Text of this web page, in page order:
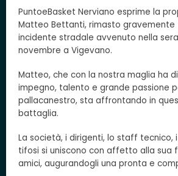
PuntoeBasket Nerviano esprime la
Matteo Bettanti, rimasto gravemente
incidente stradale avvenuto nella
novembre a Vigevano.
Matteo, che con la nostra maglia ha
impegno, talento e grande passione
pallacanestro, sta affrontando in
battaglia.
La società, i dirigenti, lo staff tecnico,
tifosi si uniscono con affetto alla sua
amici, augurandogli una pronta e